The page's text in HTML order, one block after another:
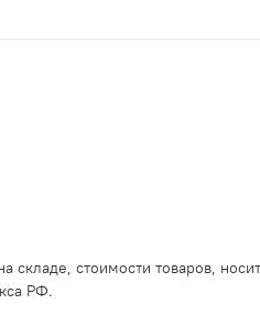
складе, стоимости товаров,
РФ.